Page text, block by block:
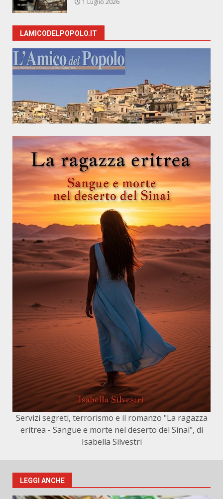
1 Luglio 2026
LAMICODELPOPOLO.IT
Servizi segreti, terrorismo e il romanzo "La ragazza
eritrea - Sangue e morte nel deserto del Sinai", di
Isabella Silvestri
LEGGI ANCHE